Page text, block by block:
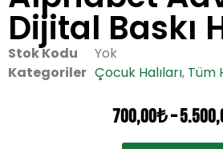
Dijital Baskı
Stok Kodu
Yok
Kategoriler Çocuk Halıları, Tüm
700,00₺–